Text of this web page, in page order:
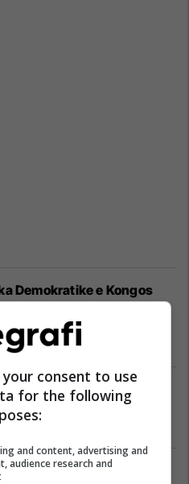
Demokratike e Kongos
10/2024
raste të konfirmuara të
të Lisë së majmunit
23/09/2024
dhe tre amerikanë në
consent to use
for the following
and content, advertising and
audience research and